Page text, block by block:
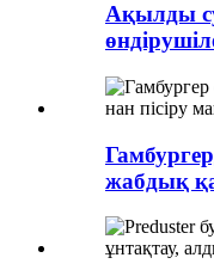
Ақылды
жабдық